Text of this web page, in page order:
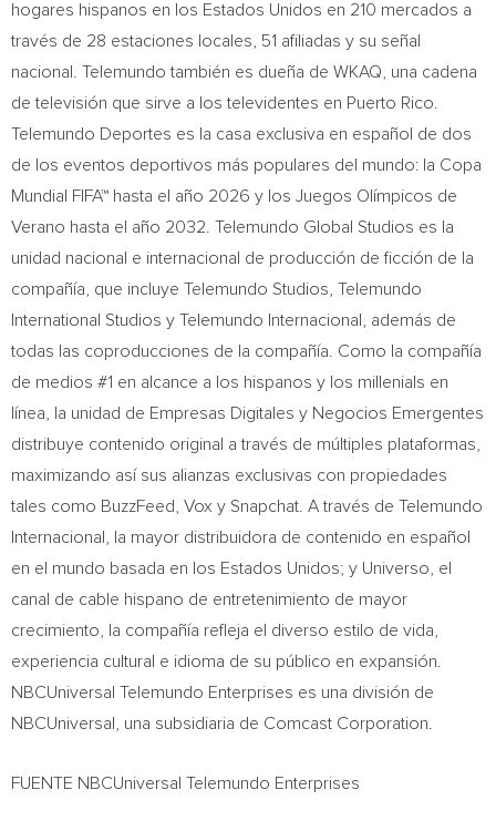
hogares hispanos en los Estados Unidos en 210 mercados a
través de 28 estaciones locales, 51 afiliadas y su señal
nacional. Telemundo también es dueña de WKAQ, una cadena
de televisión que sirve a los televidentes en Puerto Rico
Telemundo Deportes es la casa exclusiva en español de dos
de los eventos deportivos más populares del mundo: la Copa
Mundial FIFA™ hasta el año 2026 y los Juegos Olímpicos de
Verano hasta el año 2032. Telemundo Global Studios es la
unidad nacional e internacional de producción de ficción de la
compañía, que incluye Telemundo Studios, Telemundo
International Studios y Telemundo Internacional, además de
todas las coproducciones de la compañía. Como la compañía
de medios #1 en alcance a los hispanos y los millenials en
línea, la unidad de Empresas Digitales y Negocios Emergentes
distribuye contenido original a través de múltiples plataformas,
maximizando así sus alianzas exclusivas con propiedades
tales como BuzzFeed, Vox y Snapchat. A través de Telemundo
Internacional, la mayor distribuidora de contenido en español
en el mundo basada en los Estados Unidos; y Universo, el
canal de cable hispano de entretenimiento de mayor
crecimiento, la compañía refleja el diverso estilo de vida,
experiencia cultural e idioma de su público en expansión.
NBCUniversal Telemundo Enterprises es una división de
NBCUniversal, una subsidiaria de Comcast Corporation.
FUENTE NBCUniversal Telemundo Enterprises